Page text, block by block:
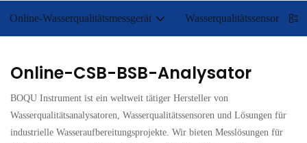
Online-Wasserqualitätsmessgerät Wasserqualitätssensor
Online-CSB-BSB-Analysator
BOQU Instrument ist ein weltweit tätiger Hersteller von
Wasserqualitätsanalysatoren, Wasserqualitätssensoren und Lösungen für
industrielle Wasseraufbereitungsprojekte. Wir bieten Messlösungen für